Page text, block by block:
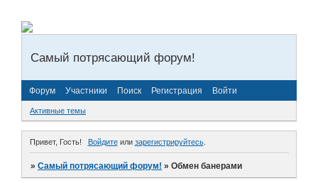
Самый потрясающий форум!
Форум Участники Поиск Регистрация Войти
Активные темы
Привет, Гость! Войдитеили зарегистрируйтесь.
»Самый потрясающий форум! »Обмен банерами